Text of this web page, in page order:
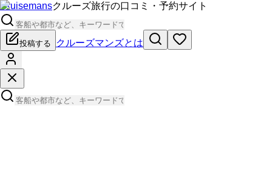
Cruisemansクルーズ旅行の口コミ・予約サイト
投稿する クルーズマンズとは